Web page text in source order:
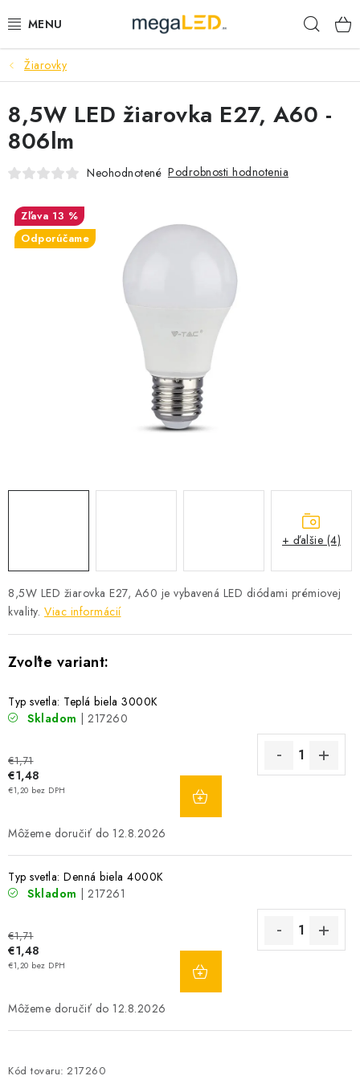
na
PRIEMYSEL
SVIETIDLÁ
ŽIAROVKY A TRUBICE
ELEKTROMATERIÁL
SAMSUNG SVIETIDLÁ
SEZÓNNE VÝPREDAJE POĽNOPOTREBY
OBCHODNÉ PODMIENKY
O NÁS - MEGALED & JANTON ZÁKAMENNÉ
Reklamácie a formulár na odstúpenie od zmluvy
O nás - MEGALED & JANTON Zákamenné
Žiarovky
8,5W LED žiarovka E27, A60 je vybavená LED diódami prémiovej
kvality. Viac informácií
Typ svetla: Teplá biela 3000K
Skladom
| 217260
€1,71
€1,48
€1,20 bez DPH
12.8.2026
Typ svetla: Denná biela 4000K
Skladom
| 217261
€1,71
€1,48
€1,20 bez DPH
12.8.2026
Kód tovaru: 217260
8,5W LED žiarovka E27, A60 -
806lm
Neohodnotené Podrobnosti hodnotenia
13 %
Odporúčame
+ ďalšie (4)